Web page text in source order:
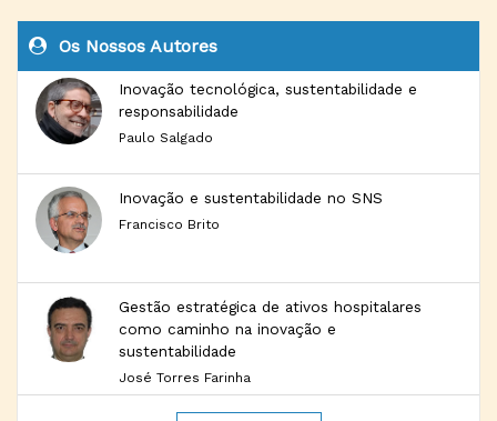
Os Nossos Autores
Inovação tecnológica, sustentabilidade e
responsabilidade
Paulo Salgado
Inovação e sustentabilidade no SNS
Francisco Brito
Gestão estratégica de ativos hospitalares
como caminho na inovação e
sustentabilidade
José Torres Farinha